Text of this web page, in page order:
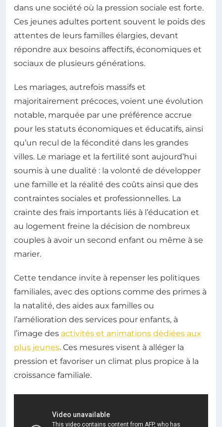
dans une société où la pression sociale est forte.
Ces jeunes adultes portent souvent le poids des
attentes de leurs familles élargies, devant
répondre aux besoins affectifs, économiques et
sociaux de plusieurs générations.
Les mariages, autrefois massifs et
majoritairement précoces, voient une évolution
notable, marquée par une préférence accrue
pour les statuts économiques et éducatifs, ainsi
qu’un recul de la fécondité dans les grandes
villes. Le mariage et la fertilité sont aujourd’hui
soumis à une dualité : la volonté de développer
une famille et la réalité des coûts ainsi que des
contraintes sociales et professionnelles. La
crainte des frais importants liés à l’éducation et
au logement freine la décision de nombreux
couples à avoir un second enfant ou même à se
marier.
Cette tendance invite à repenser les politiques
familiales, avec des options comme des primes à
la natalité, des aides aux familles ou
l’amélioration des services pour enfants, à
l’image des activités et animations dédiées aux
plus jeunes. Ces mesures visent à alléger la
pression et favoriser un climat plus propice à la
croissance familiale.